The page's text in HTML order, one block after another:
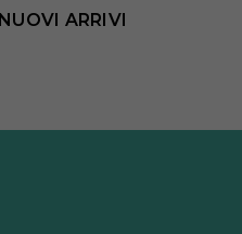
NUOVI ARRIVI